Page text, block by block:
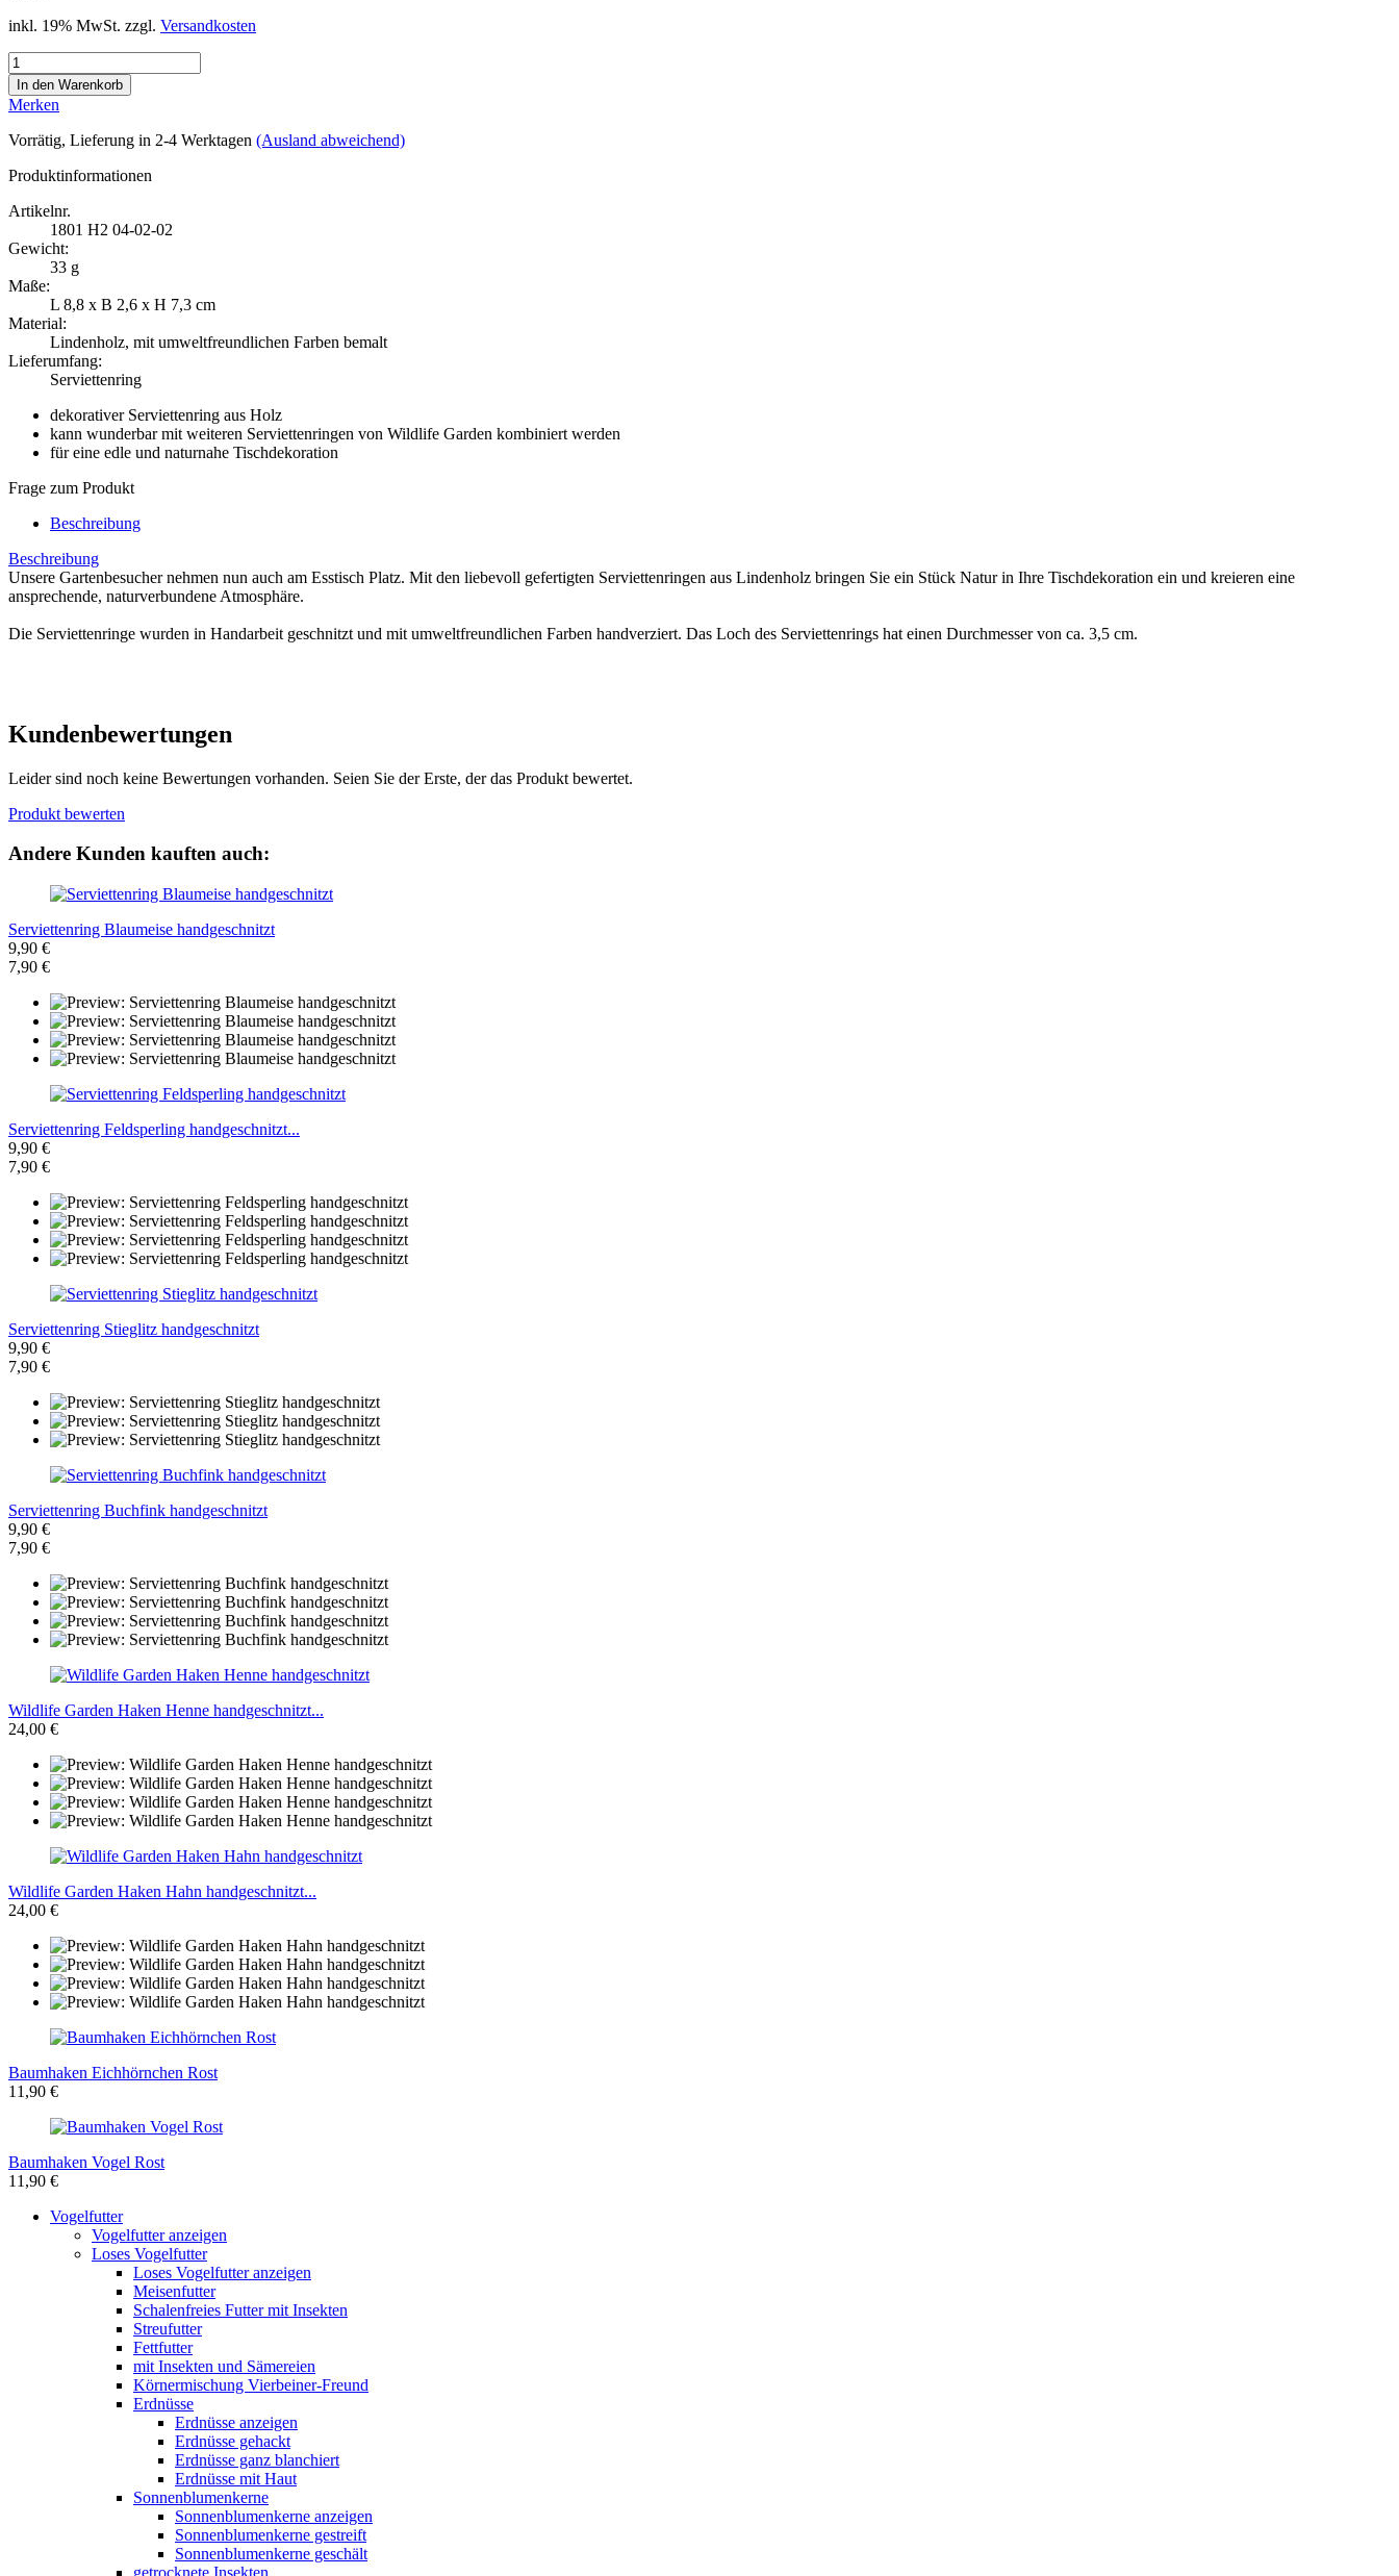
inkl. 19% MwSt. zzgl. Versandkosten
Merken
Vorrätig, Lieferung in 2-4 Werktagen (Ausland abweichend)
Produktinformationen
Artikelnr.
1801 H2 04-02-02
Gewicht:
33 g
Maße:
L 8,8 x B 2,6 x H 7,3 cm
Material:
Lindenholz, mit umweltfreundlichen Farben bemalt
Lieferumfang:
Serviettenring
dekorativer Serviettenring aus Holz
kann wunderbar mit weiteren Serviettenringen von Wildlife Garden kombiniert werden
für eine edle und naturnahe Tischdekoration
Frage zum Produkt
Beschreibung
Beschreibung
Unsere Gartenbesucher nehmen nun auch am Esstisch Platz. Mit den liebevoll gefertigten Serviettenringen aus Lindenholz bringen Sie ein Stück Natur in Ihre Tischdekoration ein und kreieren eine
ansprechende, naturverbundene Atmosphäre.
Die Serviettenringe wurden in Handarbeit geschnitzt und mit umweltfreundlichen Farben handverziert. Das Loch des Serviettenrings hat einen Durchmesser von ca. 3,5 cm.
Kundenbewertungen
Leider sind noch keine Bewertungen vorhanden. Seien Sie der Erste, der das Produkt bewertet.
Produkt bewerten
Andere Kunden kauften auch:
Serviettenring Blaumeise handgeschnitzt
9,90 €
7,90 €
Serviettenring Feldsperling handgeschnitzt...
9,90 €
7,90 €
Serviettenring Stieglitz handgeschnitzt
9,90 €
7,90 €
Serviettenring Buchfink handgeschnitzt
9,90 €
7,90 €
Wildlife Garden Haken Henne handgeschnitzt...
24,00 €
Wildlife Garden Haken Hahn handgeschnitzt...
24,00 €
Baumhaken Eichhörnchen Rost
11,90 €
Baumhaken Vogel Rost
11,90 €
Vogelfutter
Vogelfutter anzeigen
Loses Vogelfutter
Loses Vogelfutter anzeigen
Meisenfutter
Schalenfreies Futter mit Insekten
Streufutter
Fettfutter
mit Insekten und Sämereien
Körnermischung Vierbeiner-Freund
Erdnüsse
Erdnüsse anzeigen
Erdnüsse gehackt
Erdnüsse ganz blanchiert
Erdnüsse mit Haut
Sonnenblumenkerne
Sonnenblumenkerne anzeigen
Sonnenblumenkerne gestreift
Sonnenblumenkerne geschält